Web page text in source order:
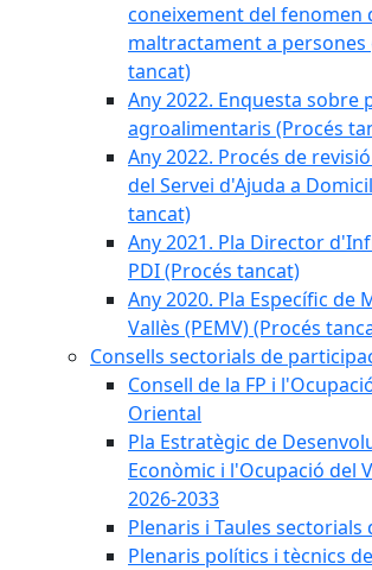
coneixement del fenomen
maltractament a persones
tancat)
Any 2022. Enquesta sobre
agroalimentaris (Procés
Any 2022. Procés de
del Servei d'Ajuda a
tancat)
Any 2021. Pla Director
PDI (Procés tancat)
Any 2020. Pla Específic de
Vallès (PEMV) (Procés
Consells sectorials de
Consell de la FP i
Oriental
Pla Estratègic de
Econòmic i l'Ocupació del
2026-2033
Plenaris i Taules sectorials
Plenaris polítics i tècnics